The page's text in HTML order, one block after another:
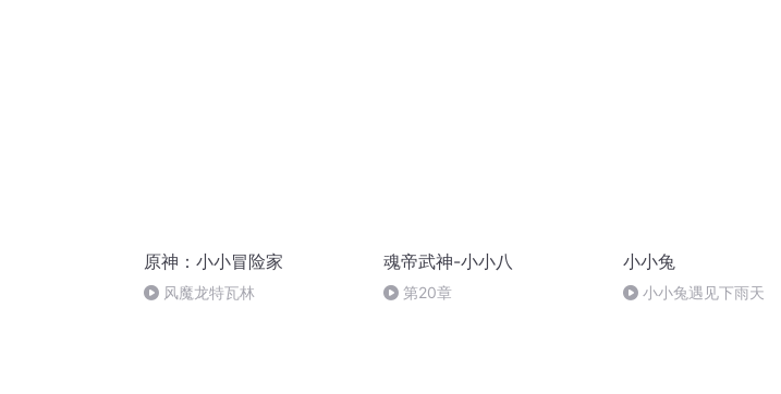
原神：小小冒险家
风魔龙特瓦林
魂帝武神-小小八
第20章
小小兔
小小兔遇见下雨天